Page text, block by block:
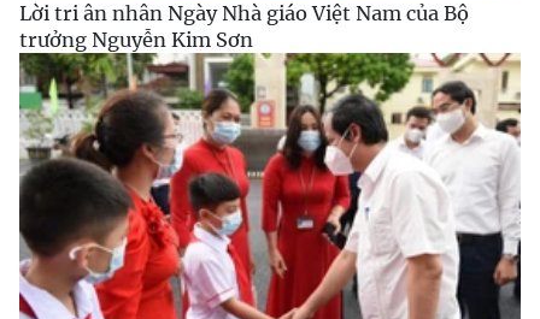
Lời tri ân nhân Ngày Nhà giáo Việt Nam của Bộ
trưởng Nguyễn Kim Sơn